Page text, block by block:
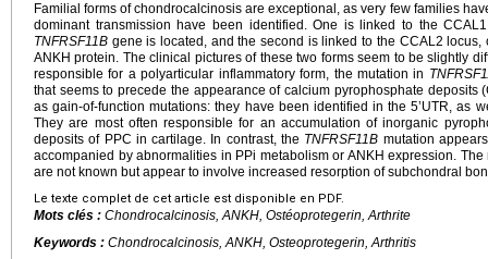
Familial forms of chondrocalcinosis are exceptional, as very few families
dominant transmission have been identified. One is linked to the
TNFRSF11B gene is located, and the second is linked to the CCAL2
ANKH protein. The clinical pictures of these two forms seem to be slightly
responsible for a polyarticular inflammatory form, the mutation in
that seems to precede the appearance of calcium pyrophosphate deposits
as gain-of-function mutations: they have been identified in the 5’UTR, as
They are most often responsible for an accumulation of inorganic
deposits of PPC in cartilage. In contrast, the TNFRSF11B mutation
accompanied by abnormalities in PPi metabolism or ANKH expression.
are not known but appear to involve increased resorption of subchondral
Le texte complet de cet article est disponible en PDF.
Mots clés : Chondrocalcinosis, ANKH, Ostéoprotegerin, Arthrite
Keywords : Chondrocalcinosis, ANKH, Osteoprotegerin, Arthritis